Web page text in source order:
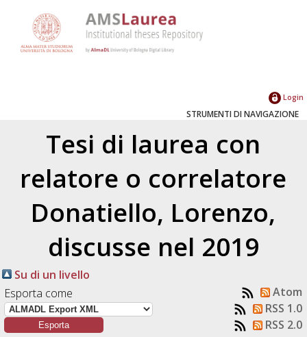
Login
STRUMENTI DI NAVIGAZIONE
Tesi di laurea con
relatore o correlatore
Donatiello, Lorenzo,
discusse nel 2019
Su di un livello
Esporta come
Atom
RSS 1.0
RSS 2.0